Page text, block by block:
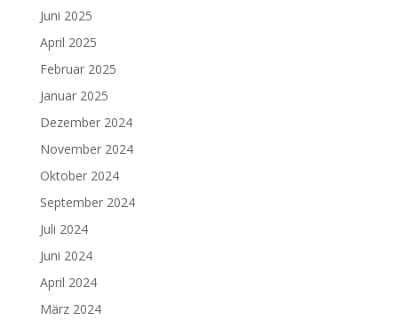
Juni 2025
April 2025
Februar 2025
Januar 2025
Dezember 2024
November 2024
Oktober 2024
September 2024
Juli 2024
Juni 2024
April 2024
März 2024